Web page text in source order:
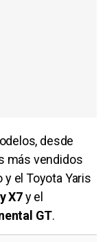
desde
más vendidos
el Toyota Yaris
X7y el
GT.